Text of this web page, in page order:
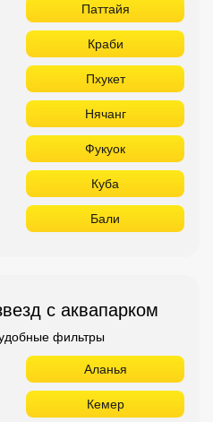
Паттайя
Краби
Пхукет
Нячанг
Фукуок
Куба
Бали
с аквапарком
фильтры
Аланья
Кемер